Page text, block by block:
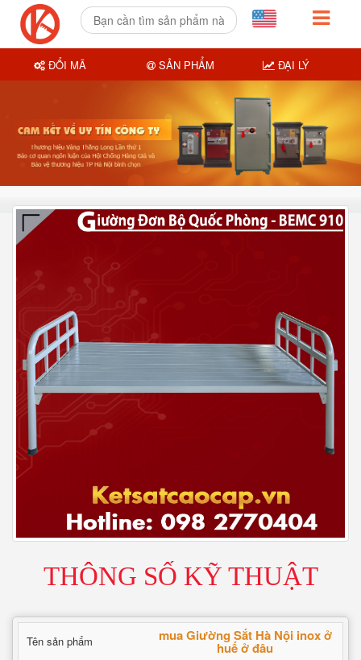
THÔNG SỐ KỸ THUẬT
Tên sản phẩm mua Giường Sắt Hà Nội inox ở
huế ở đâu
ĐỔI MÃ SẢN PHẨM ĐẠI LÝ